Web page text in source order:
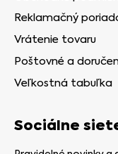
Reklamačný
Vrátenie tovaru
Poštovné a
Veľkostná tabuľka
Sociálne